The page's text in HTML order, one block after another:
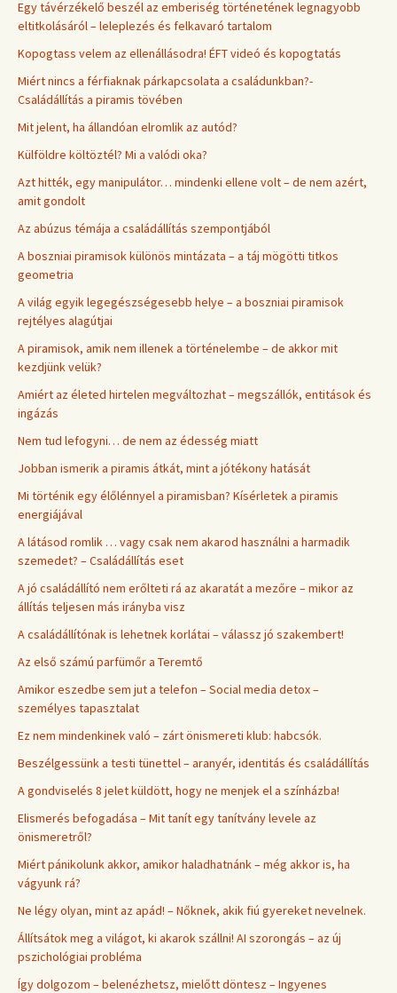
Egy távérzékelő beszél az emberiség történetének legnagyobb
eltitkolásáról – leleplezés és felkavaró tartalom
Kopogtass velem az ellenállásodra! ÉFT videó és kopogtatás
Miért nincs a férfiaknak párkapcsolata a családunkban?-
Családállítás a piramis tövében
Mit jelent, ha állandóan elromlik az autód?
Külföldre költöztél? Mi a valódi oka?
Azt hitték, egy manipulátor… mindenki ellene volt – de nem azért,
amit gondolt
Az abúzus témája a családállítás szempontjából
A boszniai piramisok különös mintázata – a táj mögötti titkos
geometria
A világ egyik legegészségesebb helye – a boszniai piramisok
rejtélyes alagútjai
A piramisok, amik nem illenek a történelembe – de akkor mit
kezdjünk velük?
Amiért az életed hirtelen megváltozhat – megszállók, entitások és
ingázás
Nem tud lefogyni… de nem az édesség miatt
Jobban ismerik a piramis átkát, mint a jótékony hatását
Mi történik egy élőlénnyel a piramisban? Kísérletek a piramis
energiájával
A látásod romlik … vagy csak nem akarod használni a harmadik
szemedet? – Családállítás eset
A jó családállító nem erőlteti rá az akaratát a mezőre – mikor az
állítás teljesen más irányba visz
A családállítónak is lehetnek korlátai – válassz jó szakembert!
Az első számú parfümőr a Teremtő
Amikor eszedbe sem jut a telefon – Social media detox –
személyes tapasztalat
Ez nem mindenkinek való – zárt önismereti klub: habcsók.
Beszélgessünk a testi tünettel – aranyér, identitás és családállítás
A gondviselés 8 jelet küldött, hogy ne menjek el a színházba!
Elismerés befogadása – Mit tanít egy tanítvány levele az
önismeretről?
Miért pánikolunk akkor, amikor haladhatnánk – még akkor is, ha
vágyunk rá?
Ne légy olyan, mint az apád! – Nőknek, akik fiú gyereket nevelnek.
Állítsátok meg a világot, ki akarok szállni! AI szorongás – az új
pszichológiai probléma
Így dolgozom – belenézhetsz, mielőtt döntesz – Ingyenes